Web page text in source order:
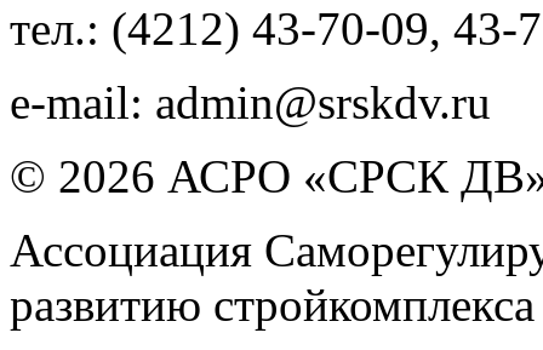
тел.: (4212) 43-70-09, 43-
e-mail: admin@srskdv.ru
© 2026 АСРО «СРСК
Ассоциация
развитию